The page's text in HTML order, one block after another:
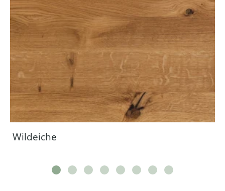
Wildeiche